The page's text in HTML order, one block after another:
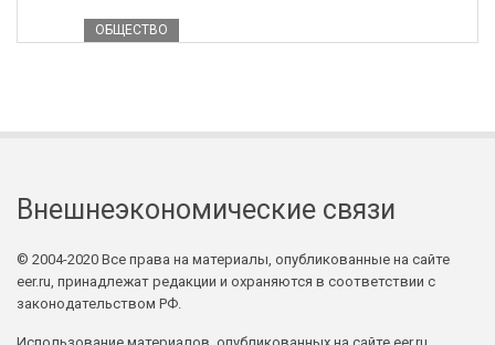
ОБЩЕСТВО
Внешнеэкономические связи
© 2004-2020 Все права на материалы, опубликованные на сайте
eer.ru, принадлежат редакции и охраняются в соответствии с
законодательством РФ.